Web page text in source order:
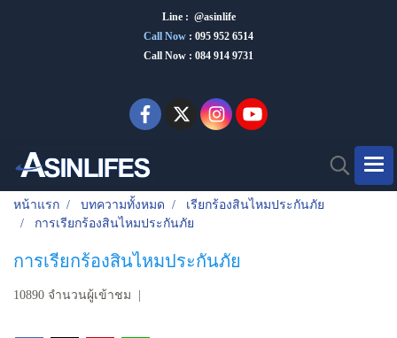
Line : @asinlife
Call Now : 095 952 6514
Call Now : 084 914 9731
หน้าแรก บทความทั้งหมด
เรียกร้องสินไหมประกันภัย
การเรียกร้องสินไหมประกันภัย
การเรียกร้องสินไหมประกันภัย
10890 จำนวนผู้เข้าชม